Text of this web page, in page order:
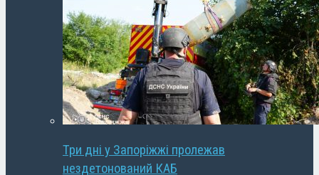
Три дні у Запоріжжі пролежав
нездетонований КАБ